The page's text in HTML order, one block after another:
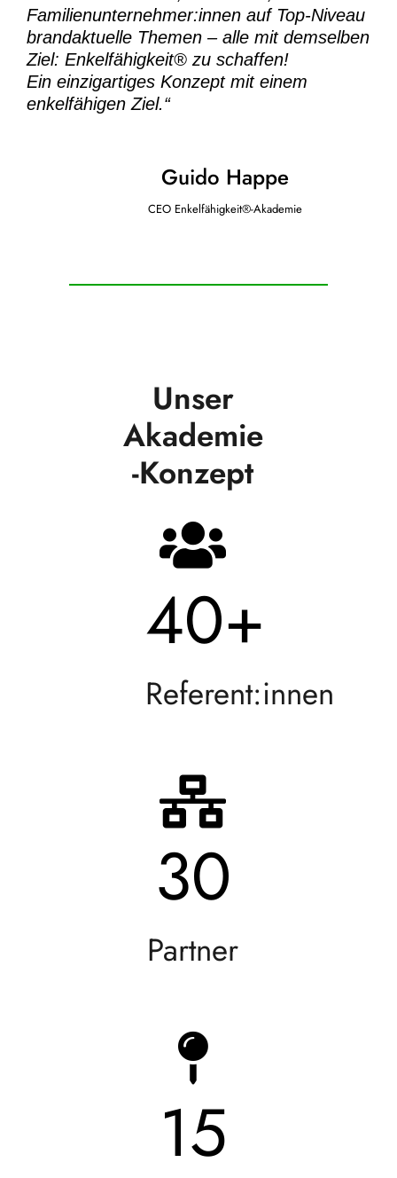
Familienunternehmer:innen auf Top-Niveau
brandaktuelle Themen – alle mit demselben
Ziel: Enkelfähigkeit® zu schaffen!
Ein einzigartiges Konzept mit einem
enkelfähigen Ziel.“
Guido Happe
CEO Enkelfähigkeit®-Akademie
Unser
Akademie
-Konzept
40+
Referent:innen
30
Partner
15